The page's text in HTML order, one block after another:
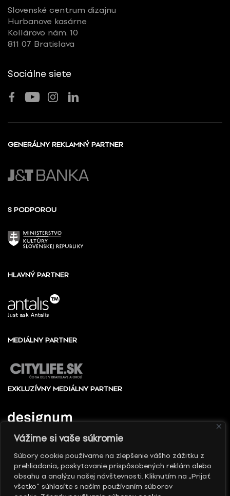
Vážime si vaše súkromie
Súbory cookie používame na zlepšenie vášho zážitku z
prehliadania, poskytovanie prispôsobených reklám alebo
obsahu a analýzu našej návštevnosti. Kliknutím na „Prijať
všetko“ súhlasíte s naším používaním súborov
Slovenské centrum dizajnu
Hurbanove kasárne
Kollárovo nám. 10
811 07 Bratislava
Sociálne siete
GENERÁLNY REKLAMNÝ PARTNER
S PODPOROU
HLAVNÝ PARTNER
MEDIÁLNY PARTNER
EXKLUZÍVNY MEDIÁLNY PARTNER
© 2010 - 2026 Slovenské centrum dizajnu, Všetky
práva vyhradené